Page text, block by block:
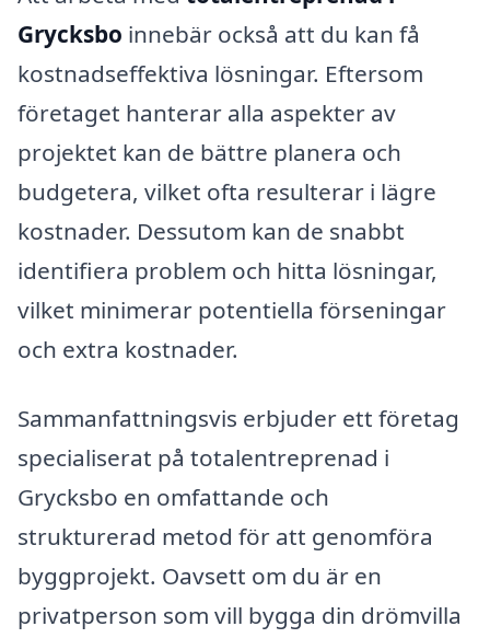
Grycksbo innebär också att du kan få
kostnadseffektiva lösningar. Eftersom
företaget hanterar alla aspekter av
projektet kan de bättre planera och
budgetera, vilket ofta resulterar i lägre
kostnader. Dessutom kan de snabbt
identifiera problem och hitta lösningar,
vilket minimerar potentiella förseningar
och extra kostnader.
Sammanfattningsvis erbjuder ett företag
specialiserat på totalentreprenad i
Grycksbo en omfattande och
strukturerad metod för att genomföra
byggprojekt. Oavsett om du är en
privatperson som vill bygga din drömvilla